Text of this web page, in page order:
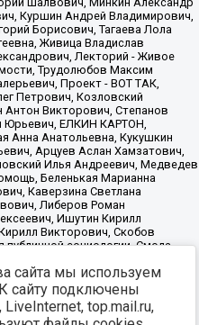
uploaded/files/reestr-
данные на22.03.2024
сайта мы используем
сайту подключены
top.mail.ru,